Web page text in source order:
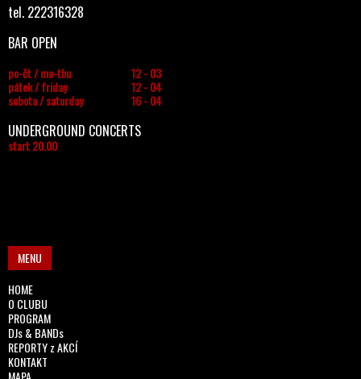
tel. 222316328
BAR OPEN
po-čt / mo-thu
12 - 03
pátek / friday
12 - 04
sobota / saturday
16 - 04
UNDERGROUND CONCERTS
start 20.00
MENU
HOME
O CLUBU
PROGRAM
DJs & BANDs
REPORTY z AKCÍ
KONTAKT